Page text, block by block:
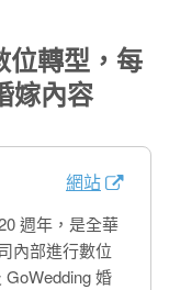
位轉型，每
嫁內容
網站
週年，是全華
內部進行數位
婚